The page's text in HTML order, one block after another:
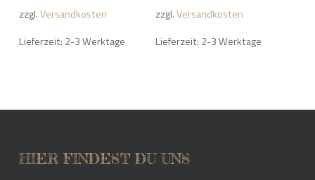
zzgl.Versandkosten
Lieferzeit: 2-3 Werktage
zzgl.Versandkosten
Lieferzeit: 2-3 Werktage
HIER FINDEST DU UNS